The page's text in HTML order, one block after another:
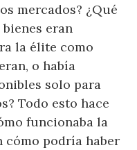
mercados? ¿Qué
eran
la élite como
o había
solo para
Todo esto hace
funcionaba la
cómo podría haber